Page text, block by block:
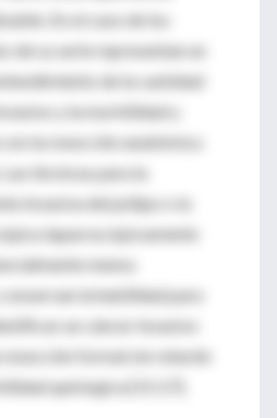
En el caso de los
de su serie representan un
de la cantidad
y la morbilidad y
la resección anatómica
técnicas para la
invasiva del pólipo o la
laparoscópicamente
menos
la habilidad para
un cáncer invasivo
formal sin retardo
quirúrgica [15,17].